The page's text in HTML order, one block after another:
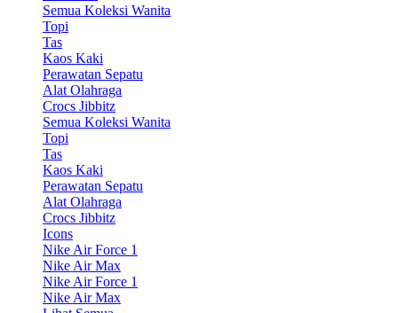
Semua Koleksi Wanita
Topi
Tas
Kaos Kaki
Perawatan Sepatu
Alat Olahraga
Crocs Jibbitz
Semua Koleksi Wanita
Topi
Tas
Kaos Kaki
Perawatan Sepatu
Alat Olahraga
Crocs Jibbitz
Icons
Nike Air Force 1
Nike Air Max
Nike Air Force 1
Nike Air Max